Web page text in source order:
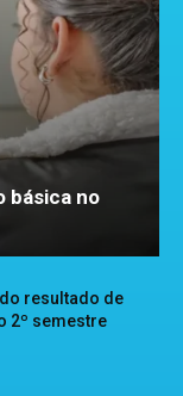
básica no
resultado de
2º semestre